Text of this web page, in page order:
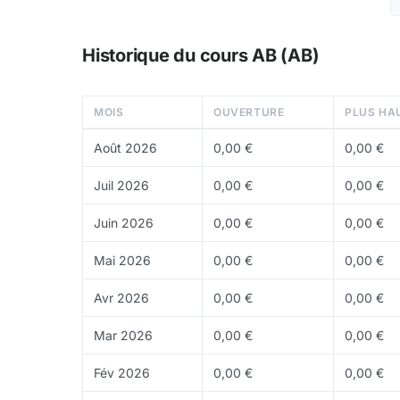
: token natif utilise pour la securite,
Tokenomics de AB
Le token AB sert a faire vivre l ecosysteme
environ
La trajectoire de AB depend de la capacite
execution technique et de sa place face aux
Le AB est generalement disponible sur les
Points forts et risques
Points forts
: optionalite forte si le reseau
Historique du cours AB (AB)
MOIS OUVERTURE PLUS
Août 2026 0,00 € 0,00 €
Juil 2026 0,00 € 0,00 €
Juin 2026 0,00 € 0,00 €
Mai 2026 0,00 € 0,00 €
Avr 2026 0,00 € 0,00 €
Mar 2026 0,00 € 0,00 €
Fév 2026 0,00 € 0,00 €